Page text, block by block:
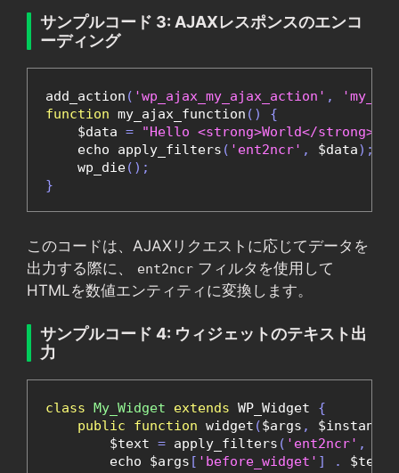
サンプルコード 3: AJAXレスポンスのエンコ
ーディング
add_action ( 'wp_ajax_my_ajax_action' ,
function my_ajax_function ()
{
    $data
= "Hello <strong>World</strong>"
    echo apply_filters
( 'ent2ncr' , $data);
    wp_die
();
}
このコードは、AJAXリクエストに応じてデータを
出力する際に、
ent2ncr フィルタを使用して
HTMLを数値エンティティに変換します。
サンプルコード 4: ウィジェットのテキスト出
力
class My_Widget extends WP_Widget {
public
function widget ($args , $instance
        $text
= apply_filters ( 'ent2ncr' ,
        echo $args
[ 'before_widget' ] . $text